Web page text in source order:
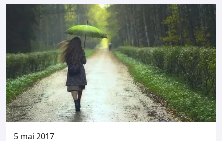
5 mai 2017